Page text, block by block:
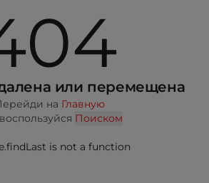
или перемещена
на Главную
Поиском
is not a function